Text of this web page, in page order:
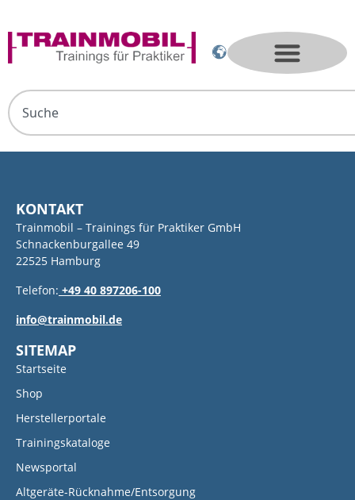
KONTAKT
Trainmobil – Trainings für Praktiker GmbH
Schnackenburgallee 49
22525 Hamburg
Telefon: +49 40 897206-100
info@trainmobil.de
SITEMAP
Startseite
Shop
Herstellerportale
Trainingskataloge
Newsportal
Altgeräte-Rücknahme/Entsorgung